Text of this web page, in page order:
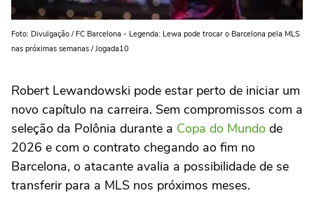
Foto: Divulgação / FC Barcelona - Legenda: Lewa pode trocar o Barcelona pela MLS
nas próximas semanas / Jogada10
Robert Lewandowski pode estar perto de iniciar um
novo capítulo na carreira. Sem compromissos com a
seleção da Polônia durante a Copa do Mundo de
2026 e com o contrato chegando ao fim no
Barcelona, o atacante avalia a possibilidade de se
transferir para a MLS nos próximos meses.